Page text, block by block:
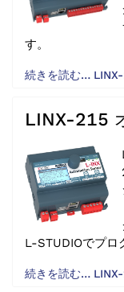
す。
続きを読む…
LINX-215
L-STUDIOでプロ
続きを読む…